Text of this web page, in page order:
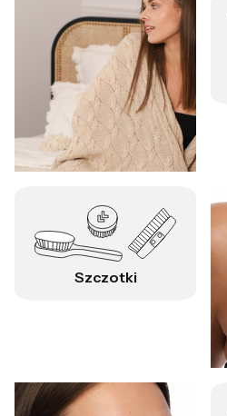
Szczotki